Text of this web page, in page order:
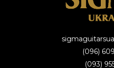
(096)
(093)